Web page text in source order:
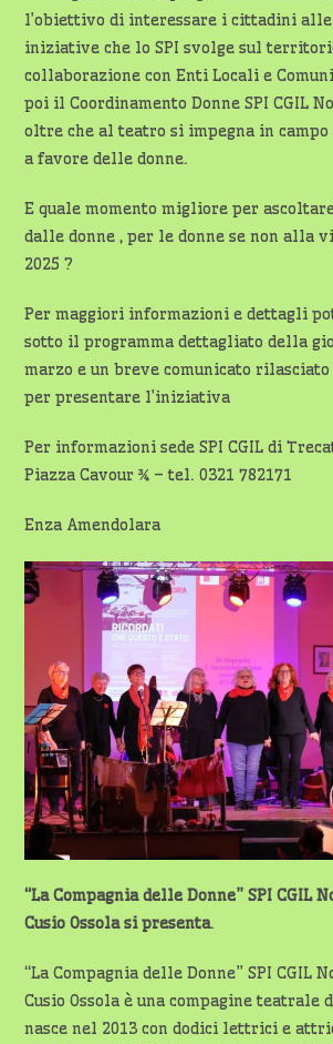
l’obiettivo di interessare i cittadini
iniziative che lo SPI svolge sul
collaborazione con Enti Locali e
poi il Coordinamento Donne SPI CGIL
oltre che al teatro si impegna in
a favore delle donne.
E quale momento migliore per
dalle donne , per le donne se non alla
2025 ?
Per maggiori informazioni e dettagli
sotto il programma dettagliato della
marzo e un breve comunicato
per presentare l’iniziativa
Per informazioni sede SPI CGIL di
Piazza Cavour ¾ – tel. 0321 782171
Enza Amendolara
“La Compagnia delle Donne” SPI CGIL
Cusio Ossola si presenta.
“La Compagnia delle Donne” SPI CGIL
Cusio Ossola è una compagine
nasce nel 2013 con dodici lettrici e